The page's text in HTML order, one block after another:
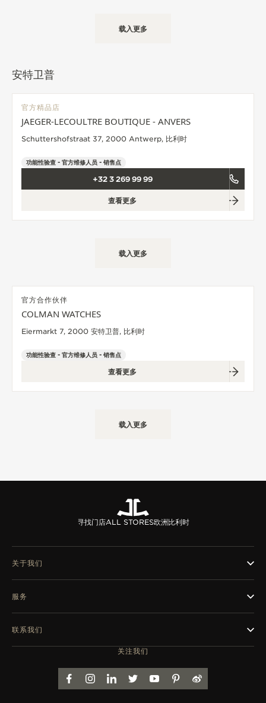
载入更多
安特卫普
官方精品店
JAEGER-LECOULTRE BOUTIQUE - ANVERS
Schuttershofstraat 37, 2000 Antwerp, 比利时
功能性验查 - 官方维修人员 - 销售点
+32 3 269 99 99
查看更多
载入更多
官方合作伙伴
COLMAN WATCHES
Eiermarkt 7, 2000 安特卫普, 比利时
功能性验查 - 官方维修人员 - 销售点
查看更多
载入更多
寻找门店ALL STORES欧洲比利时
关注我们
FACEBOOK
INSTAGRAM
LINKEDINTWITTERYOUTUBEPINTEREST
WEIBO
关于我们
服务
联系我们